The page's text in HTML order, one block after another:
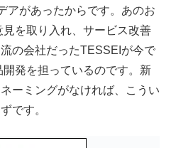
アがあったからです。あのお
を取り入れ、サービス改善
の会社だったTESSEIが今で
発を担っているのです。新
ーミングがなければ、こうい
です。